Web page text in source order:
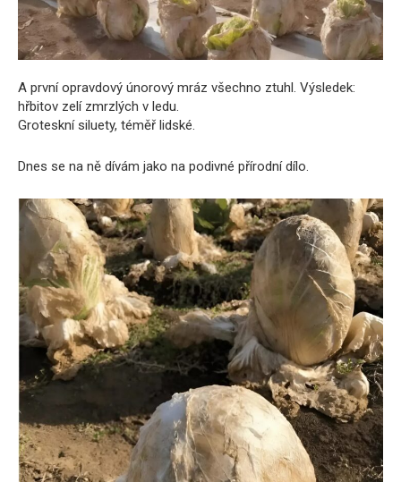
A první opravdový únorový mráz všechno ztuhl. Výsledek:
hřbitov zelí zmrzlých v ledu.
Groteskní siluety, téměř lidské.
Dnes se na ně dívám jako na podivné přírodní dílo.